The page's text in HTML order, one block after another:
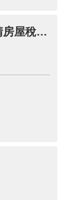
申請變更房屋使用情形(申請房屋稅自住房屋)(已按自住用稅率者，免再申請)